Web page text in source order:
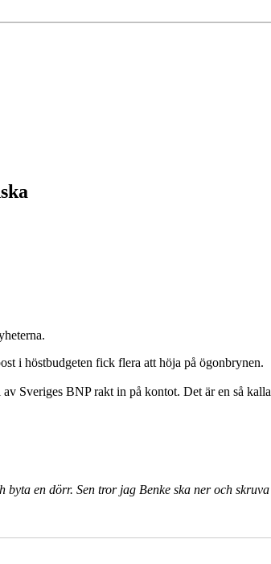
i höstbudgeten fick flera att höja på ögonbrynen.
Sveriges BNP rakt in på kontot. Det är en så
en dörr. Sen tror jag Benke ska ner och